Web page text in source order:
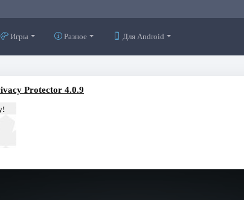
Игры Разное Для Android
Protector 4.0.9